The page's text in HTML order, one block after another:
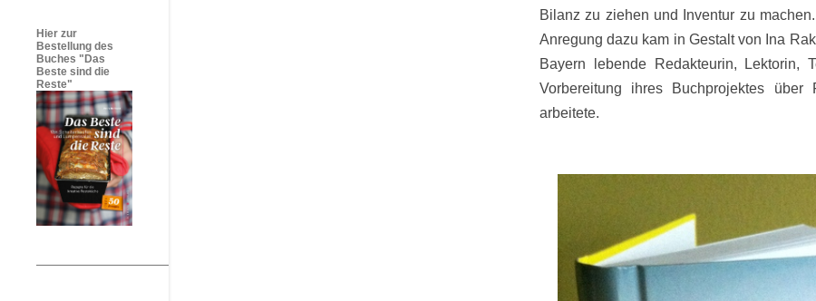
Bilanz zu ziehen und Inventur zu
Anregung dazu kam in Gestalt von Ina
Bayern lebende Redakteurin, Lektorin,
Vorbereitung ihres Buchprojektes
arbeitete.
Hier zur
Bestellung des
Buches "Das
Beste sind die
Reste"